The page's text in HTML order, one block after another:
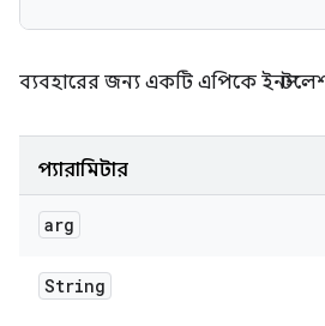
ব্যবহারের জন্য একটি এপিকে
প্যারামিটার
arg
String